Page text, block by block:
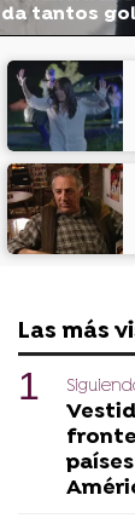
da tantos
Las más